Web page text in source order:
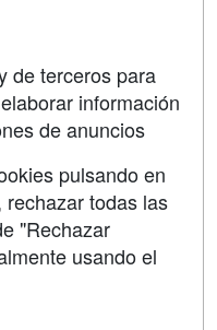
EN:
de terceros para
información
de anuncios
pulsando en
todas las
"Rechazar
usando el